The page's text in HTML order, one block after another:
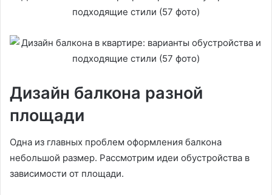
Дизайн балкона разной
площади
Одна из главных проблем оформления балкона
небольшой размер. Рассмотрим идеи обустройства в
зависимости от площади.